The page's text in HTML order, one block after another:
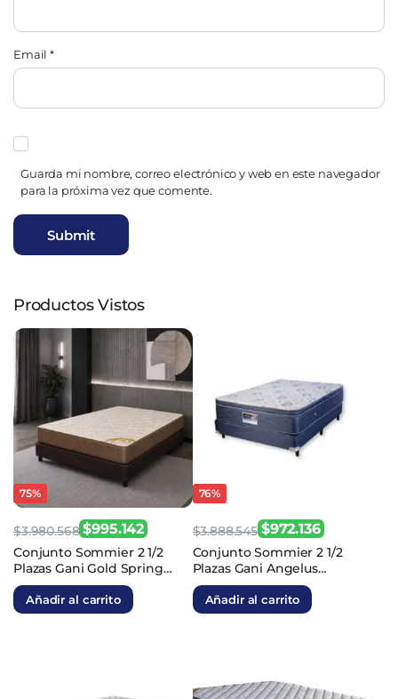
Email*
Guarda mi nombre, correo electrónico y web en este navegador
para la próxima vez que comente.
Productos Vistos
75%
$3.980.568
El
precio
original
era:
$995.142
El
precio
actual
es:
Conjunto Sommier 2 1/2
Plazas Gani Gold Spring
Resortes 140×190
Añadir al carrito
76%
$3.888.545
El
precio
original
era:
$972.136
El
precio
actual
es:
Conjunto Sommier 2 1/2
Plazas Gani Angelus
Espuma 140×190
Añadir al carrito